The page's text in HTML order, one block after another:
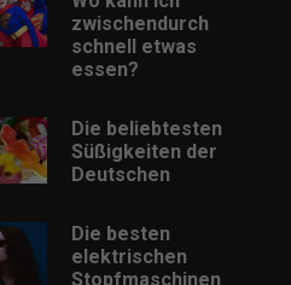
zwischendurch
schnell etwas
essen?
Die beliebtesten
Süßigkeiten der
Deutschen
Die besten
elektrischen
Stopfmaschinen